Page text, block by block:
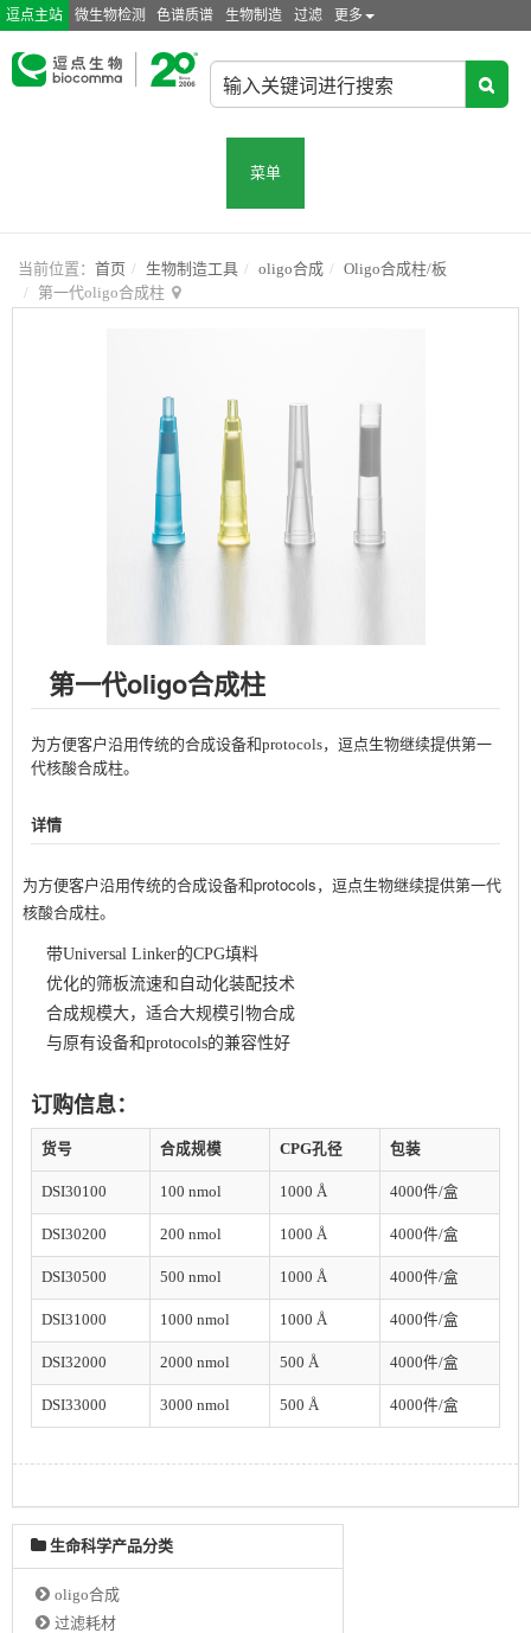
逗点主站 微生物检测 色谱质谱 生物制造 过滤 更多
菜单
当前位置： 首页 生物制造工具 oligo合成
Oligo合成柱/板
第一代oligo合成柱
第一代oligo合成柱
为方便客户沿用传统的合成设备和protocols，逗点生物继续提供第一
代核酸合成柱。
详情
为方便客户沿用传统的合成设备和protocols，逗点生物继续提供第一代
核酸合成柱。
带Universal Linker的CPG填料
优化的筛板流速和自动化装配技术
合成规模大，适合大规模引物合成
与原有设备和protocols的兼容性好
订购信息：
货号 合成规模 CPG孔径 包装
DSI30100 100 nmol 1000 Å 4000件/盒
DSI30200 200 nmol 1000 Å 4000件/盒
DSI30500 500 nmol 1000 Å 4000件/盒
DSI31000 1000 nmol 1000 Å 4000件/盒
DSI32000 2000 nmol 500 Å 4000件/盒
DSI33000 3000 nmol 500 Å 4000件/盒
生命科学产品分类
oligo合成
过滤耗材